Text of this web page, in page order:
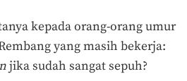
kepada orang-orang umur
yang masih bekerja:
jika sudah sangat sepuh?